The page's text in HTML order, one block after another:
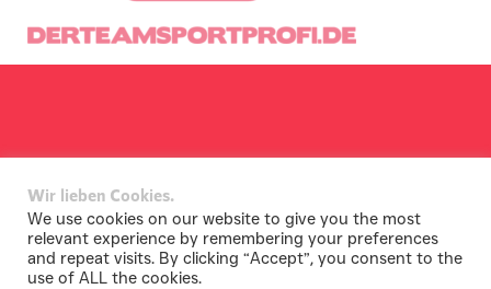
Wir lieben Cookies.
We use cookies on our website to give you the most
relevant experience by remembering your preferences
and repeat visits. By clicking “Accept”, you consent to the
use of ALL the cookies.